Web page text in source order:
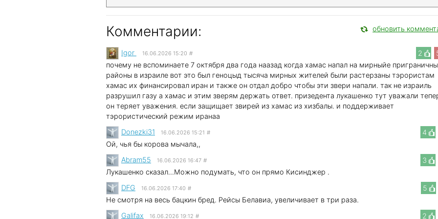
Комментарии: обновить
2
Igor 16.06.2026 15:20 #
почему не вспоминаете 7 октября два года наазад когда хамас напал на мирныйе
районы в израиле вот это был геноцыд тысяча мирных жителей были растерзаны тэрористам
хамас их финансировал иран и также он отдал добро чтобы эти звери напали. так не израиль
разрушил газу а хамас и этим зверям держать ответ. призедента лукашенко тут уважали
он теряет уважения. если защищает звирей из хамас из хизбалы. и поддерживает
тэрористический режим иранаа
4
Donezki31 16.06.2026 15:21 #
Ой, чья бы корова мычала,,
3
Abram55 16.06.2026 16:47 #
Лукашенко сказал...Можно подумать, что он прямо Кисинджер .
5
DFG 16.06.2026 17:40 #
Не смотря на весь бацкин бред. Рейсы Белавиа, увеличивает в три раза.
2
Galifax 16.06.2026 19:12 #